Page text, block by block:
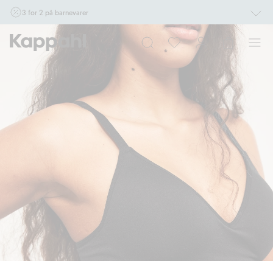
3 for 2 på barnevarer
Ikke Newbie. Gjelder når du handler 2 eller flere varer som inngår i tilbudet tom.
17/8 i butikk & online for deg som er eller blir medlem. Kan ikke kombineres med
andre tilbud eller rabatter.
Handle nå